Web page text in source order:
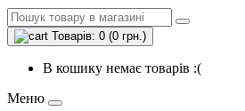
Товарів: 0 (0 грн.)
В кошику немає товарів :(
Меню